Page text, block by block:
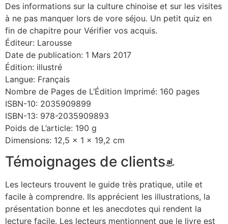
Des informations sur la culture chinoise et sur les visites
à ne pas manquer lors de vore séjou. Un petit quiz en
fin de chapitre pour Vérifier vos acquis.
Éditeur: Larousse
Date de publication: 1 Mars 2017
Édition: illustré
Langue: Français
Nombre de Pages de L’Édition Imprimé: 160 pages
ISBN-10: 2035909899
ISBN-13: 978-2035909893
Poids de L’article: 190 g
Dimensions: 12,5 x 1 x 19,2 cm
Témoignages de clients
Les lecteurs trouvent le guide très pratique, utile et
facile à comprendre. Ils apprécient les illustrations, la
présentation bonne et les anecdotes qui rendent la
lecture facile. Les lecteurs mentionnent que le livre est